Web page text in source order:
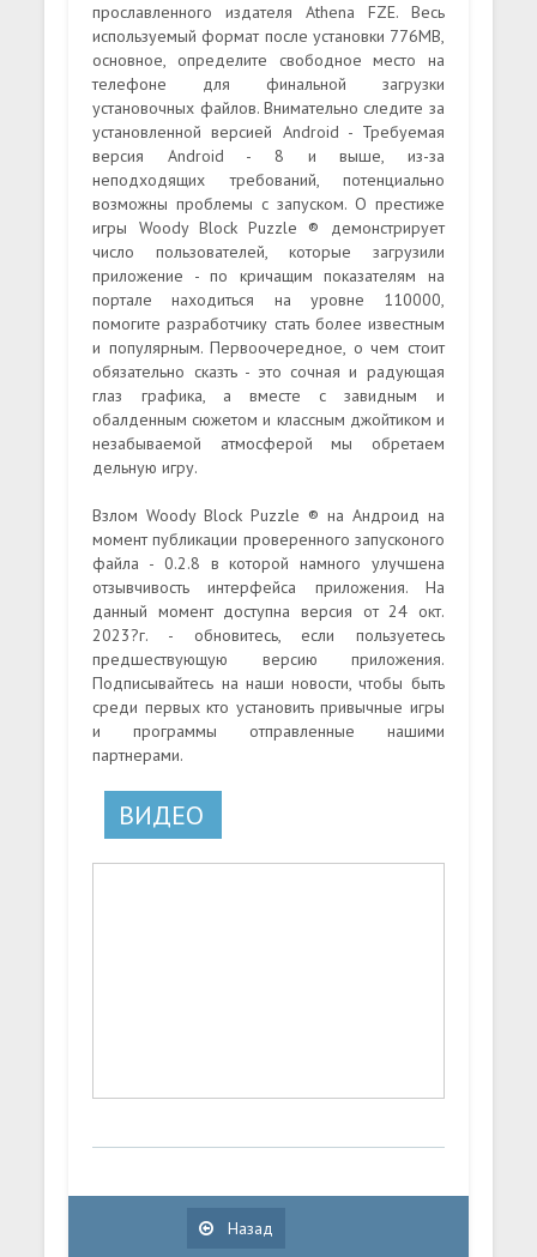
прославленного издателя Athena FZE. Весь
используемый формат после установки 776MB,
основное, определите свободное место на
телефоне для финальной загрузки
установочных файлов. Внимательно следите за
установленной версией Android - Требуемая
версия Android - 8 и выше, из-за
неподходящих требований, потенциально
возможны проблемы с запуском. О престиже
игры Woody Block Puzzle ® демонстрирует
число пользователей, которые загрузили
приложение - по кричащим показателям на
портале находиться на уровне 110000,
помогите разработчику стать более известным
и популярным. Первоочередное, о чем стоит
обязательно сказть - это сочная и радующая
глаз графика, а вместе с завидным и
обалденным сюжетом и классным джойтиком и
незабываемой атмосферой мы обретаем
дельную игру.
Взлом Woody Block Puzzle ® на Андроид на
момент публикации проверенного запусконого
файла - 0.2.8 в которой намного улучшена
отзывчивость интерфейса приложения. На
данный момент доступна версия от 24 окт.
2023?г. - обновитесь, если пользуетесь
предшествующую версию приложения.
Подписывайтесь на наши новости, чтобы быть
среди первых кто установить привычные игры
и программы отправленные нашими
партнерами.
ВИДЕО
Назад